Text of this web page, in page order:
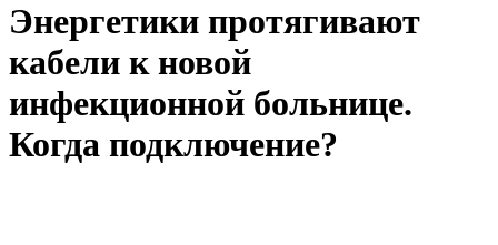
Энергетики протягивают
кабели к новой
инфекционной больнице.
Когда подключение?